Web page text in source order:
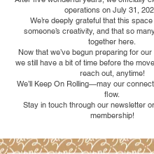
operations on July 31,
We’re deeply grateful that this
someone’s creativity, and that so
together here.
Now that we’ve begun preparing for our
we still have a bit of time before the
reach out, anytime!
We’ll Keep On Rolling—may our
flow.
Stay in touch through our newsletter
membership!